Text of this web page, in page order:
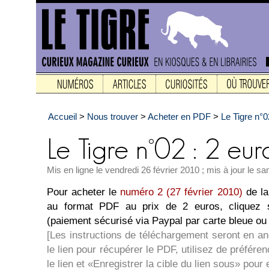
Accueil > Nous trouver > Acheter en PDF > Le Tigre
Mis en ligne le vendredi 26 février 2010 ; mis à jour le
Pour acheter le numéro 2 (27 février 2010) de
au format PDF au prix de 2 euros, cliquez
(paiement sécurisé via Paypal par carte bleue
[Les instructions de téléchargement seront en
le lien pour récupérer le PDF, utilisez de
le lien et «Enregistrer la cible du lien sous» pour